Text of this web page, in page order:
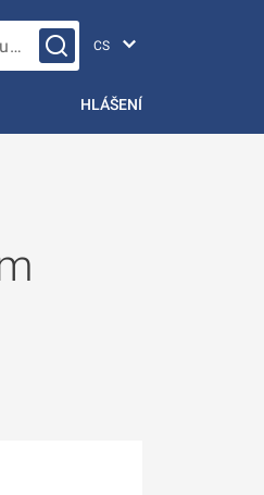
Vyhledávání na webu…
HLÁŠENÍ